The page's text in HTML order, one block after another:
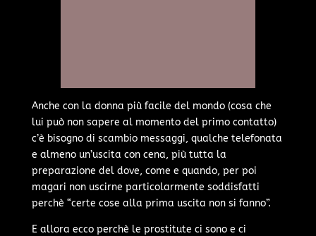
Anche con la donna più facile del mondo (cosa che
lui può non sapere al momento del primo contatto)
c’è bisogno di scambio messaggi, qualche telefonata
e almeno un’uscita con cena, più tutta la
preparazione del dove, come e quando, per poi
magari non uscirne particolarmente soddisfatti
perchè “certe cose alla prima uscita non si fanno”.
E allora ecco perchè le prostitute ci sono e ci